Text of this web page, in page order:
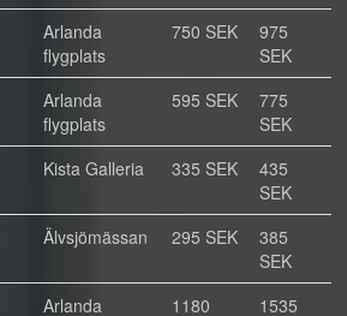
Arlanda
flygplats
750 SEK
975
SEK
Arlanda
flygplats
595 SEK
775
SEK
Kista Galleria 335 SEK
435
SEK
Älvsjömässan 295 SEK
385
SEK
Arlanda
1180
1535